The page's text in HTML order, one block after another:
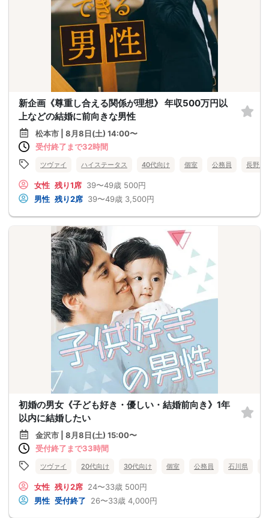
新企画《尊重し合える関係が理想》 年収500万円以
上などの結婚に前向きな男性
松本市 | 8月8日(土) 14:00〜
受付終了まで32時間
ツヴァイ ハイステータス 40代向け 個室 公務員 長野県
女性 残り1席 39〜49歳 500円
男性 残り2席 39〜49歳 3,500円
初婚の男女《子ども好き・優しい・結婚前向き》1年
以内に結婚したい
金沢市 | 8月8日(土) 15:00〜
受付終了まで33時間
ツヴァイ 20代向け 30代向け 個室 公務員 石川県
女性 残り2席 24〜33歳 500円
男性 受付終了 26〜33歳 4,000円